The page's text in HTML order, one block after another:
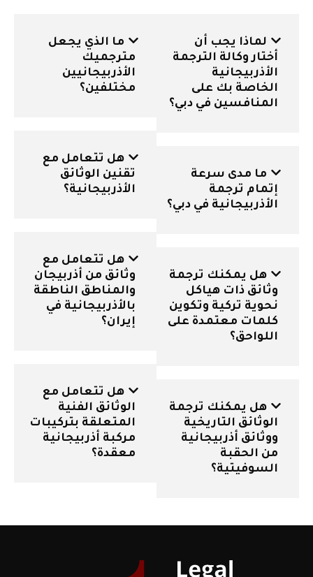
لماذا يجب أن
أختار وكالة الترجمة
الأذربيجانية
الخاصة بك على
المنافسين في دبي؟
ما مدى سرعة
إتمام ترجمة
الأذربيجانية في دبي؟
هل يمكنك ترجمة
وثائق ذات هياكل
نحوية تركية وتكوين
كلمات معتمدة على
اللواحق؟
هل يمكنك ترجمة
الوثائق التاريخية
ووثائق أذربيجانية
من الحقبة
السوفيتية؟
ما الذي يجعل
مترجميك
الأذربيجانيين
مختلفين؟
هل تتعامل مع
تقنين الوثائق
الأذربيجانية؟
هل تتعامل مع
وثائق من أذربيجان
والمناطق الناطقة
بالأذربيجانية في
إيران؟
هل تتعامل مع
الوثائق الفنية
المتعلقة بتركيبات
مركبة أذربيجانية
معقدة؟